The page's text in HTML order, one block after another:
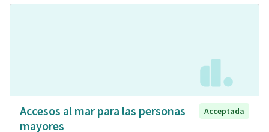
Accesos al mar para las personas
mayores
Acceptada